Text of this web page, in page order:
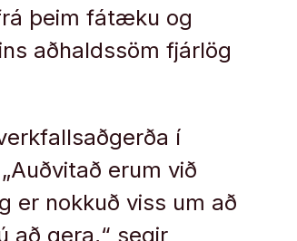
þeim fátæku og
aðhaldssöm fjárlög
í
erum við
er nokkuð viss um að
að gera,“ segir